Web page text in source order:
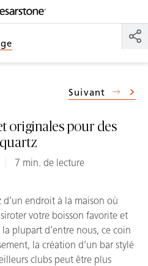
originales pour des
7 min. de lecture
Suivant
endroit à la maison où
votre boisson favorite et
la plupart d’entre nous, ce coin
la création d’un bar stylé
clubs peut être plus